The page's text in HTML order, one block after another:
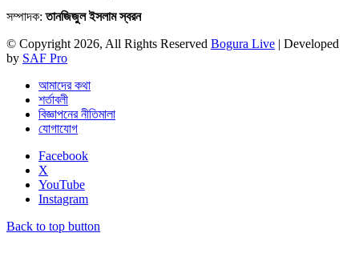
সম্পাদক:তানজিজুল ইসলাম স্বরন
© Copyright 2026, All Rights Reserved Bogura Live | Developed
by SAF Pro
আমাদের কথা
শর্তাবলী
বিজ্ঞাপনের নীতিমালা
যোগাযোগ
Facebook
X
YouTube
Instagram
Back to top button